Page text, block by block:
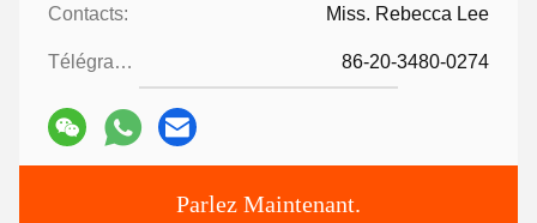
Contacts: Miss. Rebecca Lee
Télégramme: 86-20-3480-0274
Parlez Maintenant.